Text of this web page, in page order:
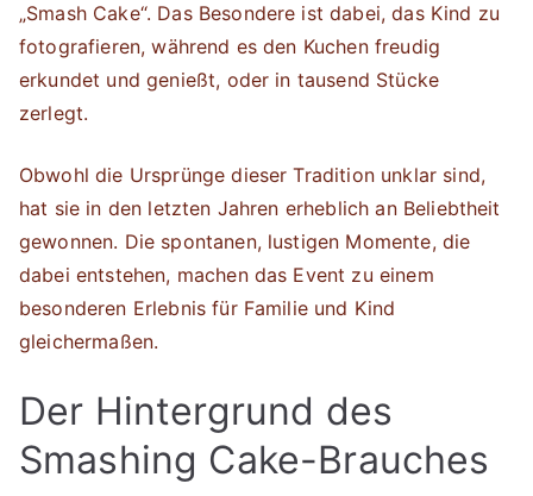
„Smash Cake“. Das Besondere ist dabei, das Kind zu
fotografieren, während es den Kuchen freudig
erkundet und genießt, oder in tausend Stücke
zerlegt.
Obwohl die Ursprünge dieser Tradition unklar sind,
hat sie in den letzten Jahren erheblich an Beliebtheit
gewonnen. Die spontanen, lustigen Momente, die
dabei entstehen, machen das Event zu einem
besonderen Erlebnis für Familie und Kind
gleichermaßen.
Der Hintergrund des
Smashing Cake-Brauches